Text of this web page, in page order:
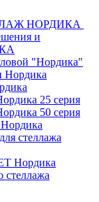
НОРДИКА
и
"Нордика"
Нордика
25 серия
50 серия
стеллажа
Нордика
стеллажа